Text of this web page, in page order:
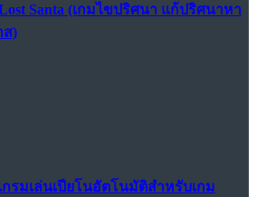
Santa (เกมไขปริศนา แก้ปริศนาหา
ส)
กรมเล่นเปียโนอัตโนมัติสำหรับเกม